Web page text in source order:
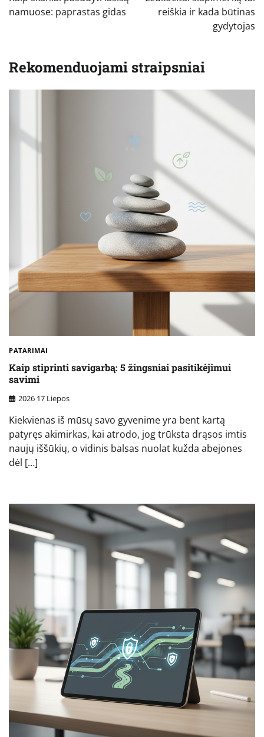
įrašų
namuose: paprastas gidas
reiškia ir kada būtinas
gydytojas
Rekomenduojami straipsniai
PATARIMAI
Kaip stiprinti savigarbą: 5 žingsniai pasitikėjimui
savimi
2026 17 Liepos
Kiekvienas iš mūsų savo gyvenime yra bent kartą
patyręs akimirkas, kai atrodo, jog trūksta drąsos imtis
naujų iššūkių, o vidinis balsas nuolat kužda abejones
dėl […]